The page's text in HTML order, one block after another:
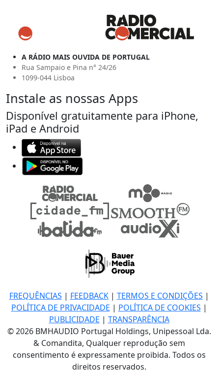
A RÁDIO MAIS OUVIDA DE PORTUGAL
Rua Sampaio e Pina n° 24/26
1099-044 Lisboa
Instale as nossas Apps
Disponível gratuitamente para iPhone,
iPad e Android
FREQUÊNCIAS | FEEDBACK| TERMOS E CONDIÇÕES |
POLÍTICA DE PRIVACIDADE | POLÍTICA DE COOKIES |
PUBLICIDADE | TRANSPARÊNCIA
© 2026 BMHAUDIO Portugal Holdings, Unipessoal Lda.
& Comandita, Qualquer reprodução sem
consentimento é expressamente proibida. Todos os
direitos reservados.